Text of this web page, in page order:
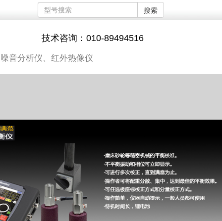
搜索
技术咨询：010-89494516
音分析仪、红外热像仪